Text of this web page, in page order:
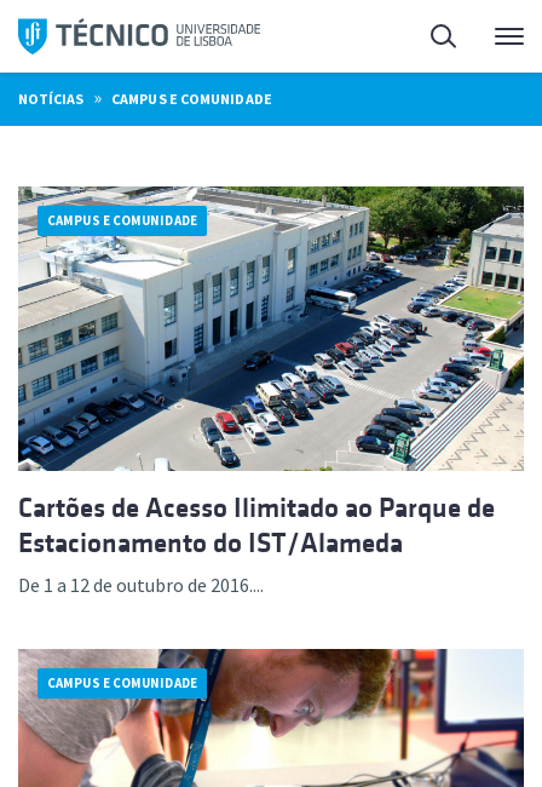
Saltar
para
o
conteúdo
Pesquisa
NOTÍCIAS » CAMPUS E COMUNIDADE
CAMPUS E COMUNIDADE
Cartões de Acesso Ilimitado ao Parque de
Estacionamento do IST/Alameda
De 1 a 12 de outubro de 2016....
CAMPUS E COMUNIDADE